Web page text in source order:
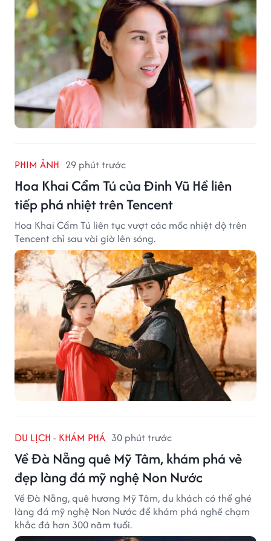
PHIM ẢNH 29 phút trước
Hoa Khai Cẩm Tú của Đinh Vũ Hề liên
tiếp phá nhiệt trên Tencent
Hoa Khai Cẩm Tú liên tục vượt các mốc nhiệt độ trên
Tencent chỉ sau vài giờ lên sóng.
DU LỊCH - KHÁM PHÁ 30 phút trước
Về Đà Nẵng quê Mỹ Tâm, khám phá vẻ
đẹp làng đá mỹ nghệ Non Nước
Về Đà Nẵng, quê hương Mỹ Tâm, du khách có thể ghé
làng đá mỹ nghệ Non Nước để khám phá nghề chạm
khắc đá hơn 300 năm tuổi.